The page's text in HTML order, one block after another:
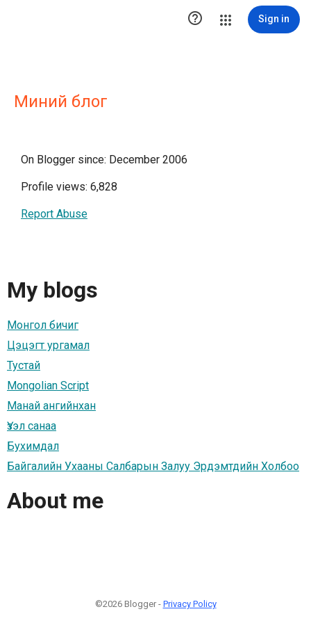
 Sign in
Миний блог
On Blogger since: December 2006
Profile views: 6,828
Report Abuse
My blogs
Монгол бичиг
Цэцэгт ургамал
Тустай
Mongolian Script
Манай ангийнхан
Үзэл санаа
Бухимдал
Байгалийн Ухааны Салбарын Залуу Эрдэмтдийн Холбоо
About me
©2026 Blogger - Privacy Policy